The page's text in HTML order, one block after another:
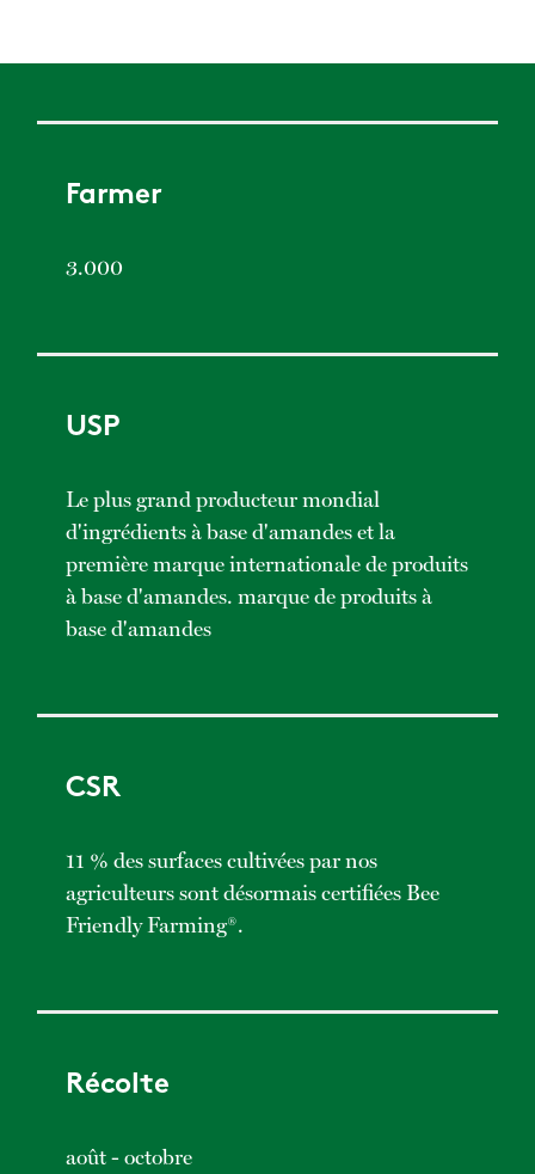
Farmer
3.000
USP
Le plus grand producteur mondial
d'ingrédients à base d'amandes et la
première marque internationale de produits
à base d'amandes. marque de produits à
base d'amandes
CSR
11 % des surfaces cultivées par nos
agriculteurs sont désormais certifiées Bee
Friendly Farming®.
Récolte
août - octobre